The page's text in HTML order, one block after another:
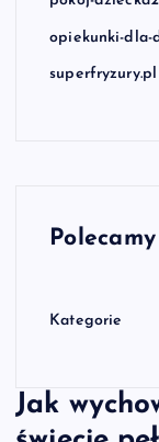
opiekunki-dla-
superfryzury.pl
Polecamy
Kategorie
Jak